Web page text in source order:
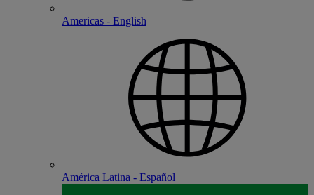
Americas - English
América Latina - Español